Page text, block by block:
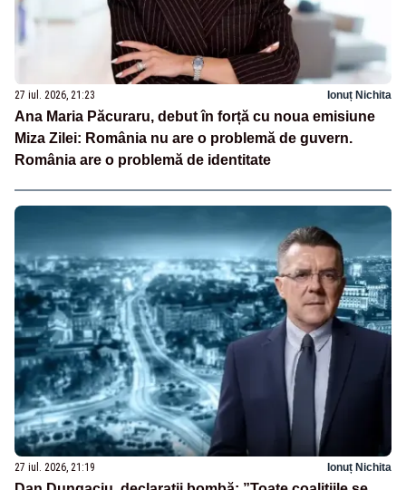
27 iul. 2026, 21:23 Ionuț Nichita
Ana Maria Păcuraru, debut în forță cu noua emisiune
Miza Zilei: România nu are o problemă de guvern.
România are o problemă de identitate
27 iul. 2026, 21:19 Ionuț Nichita